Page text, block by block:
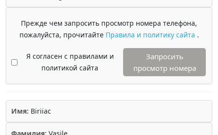
Прежде чем запросить просмотр номера телефона,
пожалуйста, прочитайте Правила и политику сайта .
Я согласен с правилами и
политикой сайта
Запросить
просмотр номера
Имя: Biriiac